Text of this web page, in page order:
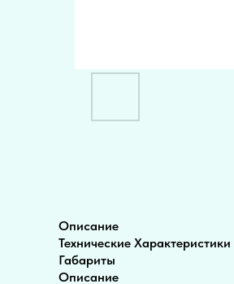
Описание
Технические Характеристики
Габариты
Описание